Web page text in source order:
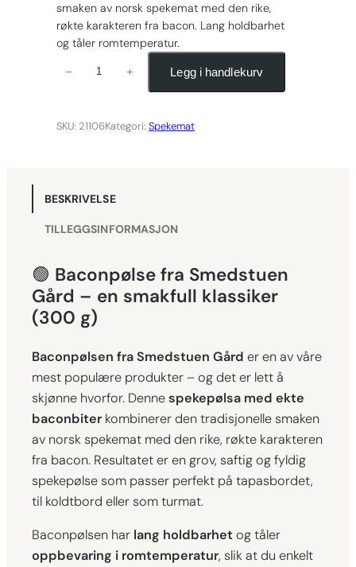
smaken av norsk spekemat med den rike,
røkte karakteren fra bacon. Lang holdbarhet
og tåler romtemperatur.
o
l
s
a
n
t
a
l
l
− + Legg i handlekurv
SKU: 21106Kategori:Spekemat
BESKRIVELSE
TILLEGGSINFORMASJON
🟢 Baconpølse fra Smedstuen
Gård – en smakfull klassiker
(300 g)
Baconpølsen fra Smedstuen Gård er en av våre
mest populære produkter – og det er lett å
skjønne hvorfor. Dennespekepølsa med ekte
baconbiterkombinerer den tradisjonelle smaken
av norsk spekemat med den rike, røkte karakteren
fra bacon. Resultatet er en grov, saftig og fyldig
spekepølse som passer perfekt på tapasbordet,
til koldtbord eller som turmat.
Baconpølsen har lang holdbarhet og tåler
oppbevaring i romtemperatur, slik at du enkelt